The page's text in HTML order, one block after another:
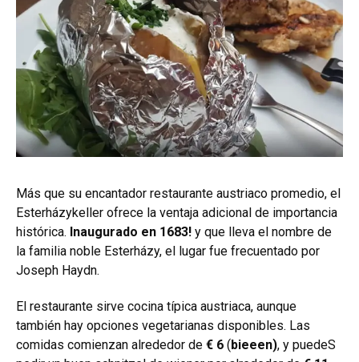
Más que su encantador restaurante austriaco promedio, el
Esterházykeller ofrece la ventaja adicional de importancia
histórica. Inaugurado en 1683! y que lleva el nombre de
la familia noble Esterházy, el lugar fue frecuentado por
Joseph Haydn.
El restaurante sirve cocina típica austriaca, aunque
también hay opciones vegetarianas disponibles. Las
comidas comienzan alrededor de € 6 (bieeen), y puedeS